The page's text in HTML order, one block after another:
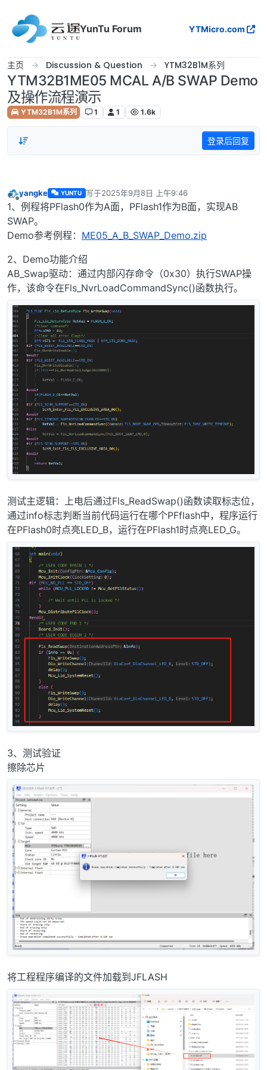
YunTu Forum
YTMicro.com
主页 Discussion & Question YTM32B1M系列
YTM32B1ME05 MCAL A/B SWAP Demo
及操作流程演示
YTM32B1M系列 1 1 1.6k
登录后回复
离线
yangke YUNTU 写于2025年9月8日 上午9:46
最后由 编辑
1、例程将PFlash0作为A面，PFlash1作为B面，实现AB
SWAP。
Demo参考例程： ME05_A_B_SWAP_Demo.zip
2、Demo功能介绍
AB_Swap驱动：通过内部闪存命令（0x30）执行SWAP操
作，该命令在Fls_NvrLoadCommandSync()函数执行。
测试主逻辑：上电后通过Fls_ReadSwap()函数读取标志位，
通过info标志判断当前代码运行在哪个PFflash中，程序运行
在PFlash0时点亮LED_B，运行在PFlash1时点亮LED_G。
3、测试验证
擦除芯片
将工程程序编译的文件加载到JFLASH